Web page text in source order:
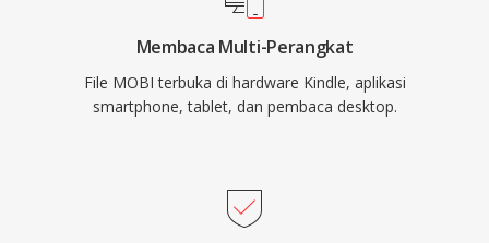
Membaca Multi-Perangkat
File MOBI terbuka di hardware Kindle, aplikasi
smartphone, tablet, dan pembaca desktop.